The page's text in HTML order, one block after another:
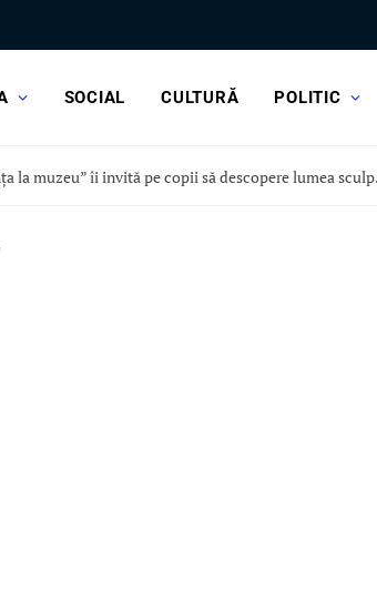
SOCIAL CULTURĂ POLITIC
Astăzi,